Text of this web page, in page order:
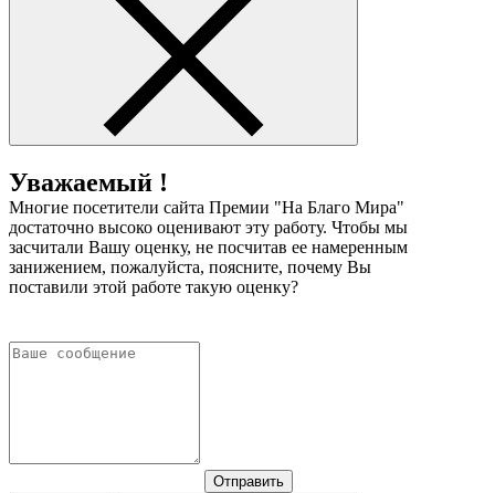
Уважаемый !
Многие посетители сайта Премии "На Благо Мира"
достаточно высоко оценивают эту работу. Чтобы мы
засчитали Вашу оценку, не посчитав ее намеренным
занижением, пожалуйста, поясните, почему Вы
поставили этой работе такую оценку?
Отправить